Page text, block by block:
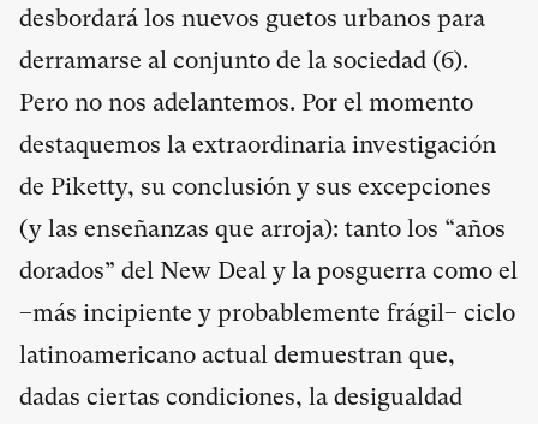
desbordará los nuevos guetos urbanos para
derramarse al conjunto de la sociedad (6).
Pero no nos adelantemos. Por el momento
destaquemos la extraordinaria investigación
de Piketty, su conclusión y sus excepciones
(y las enseñanzas que arroja): tanto los “años
dorados” del New Deal y la posguerra como el
–más incipiente y probablemente frágil– ciclo
latinoamericano actual demuestran que,
dadas ciertas condiciones, la desigualdad